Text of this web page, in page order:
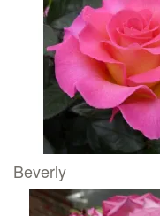
Beverly